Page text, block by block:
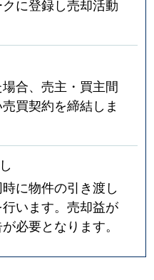
に登録し売却活動
合、売主・買主間
買契約を締結しま
に物件の引き渡し
います。売却益が
必要となります。